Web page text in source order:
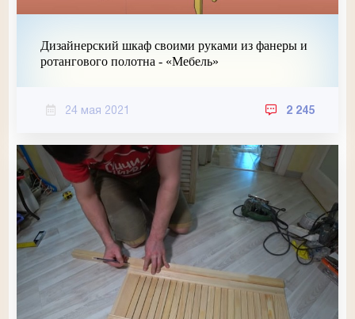
Дизайнерский шкаф своими руками из фанеры и
ротангового полотна - «Мебель»
24 мая 2021 2 245